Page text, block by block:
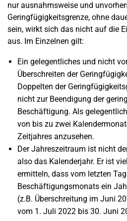
nur ausnahmsweise und
Geringfügigkeitsgrenze, ohne
sein, wirkt sich das nicht auf die
aus. Im Einzelnen gilt:
Ein gelegentliches und nicht
Überschreiten der
Doppelten der
nicht zur Beendigung der
Beschäftigung. Als
von bis zu zwei
Zeitjahres anzusehen.
Der Jahreszeitraum ist nicht
also das Kalenderjahr. Er ist
ermitteln, dass vom letzten
Beschäftigungsmonats ein
(z.B. Überschreitung im Juni
vom 1. Juli 2022 bis 30. Juni